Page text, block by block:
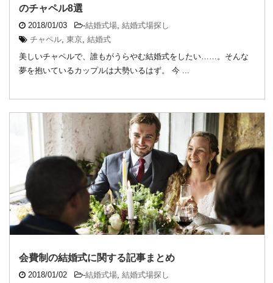
のチャペル8選
2018/01/03 -結婚式場, 結婚式場探し
チャペル, 東京, 結婚式
美しいチャペルで、誰もがうらやむ結婚式をしたい……。そんな
夢を抱いているカップルは大勢いるはず。 今 ...
会費制の結婚式に関する記事まとめ
2018/01/02 -結婚式場, 結婚式場探し